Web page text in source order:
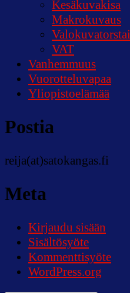
Kesäkuvakisa
Makrokuvaus
Valokuvatorstai
VAT
Vanhemmuus
Vuorotteluvapaa
Yliopistoelämää
Postia
reija(at)satokangas.fi
Meta
Kirjaudu sisään
Sisältösyöte
Kommenttisyöte
WordPress.org